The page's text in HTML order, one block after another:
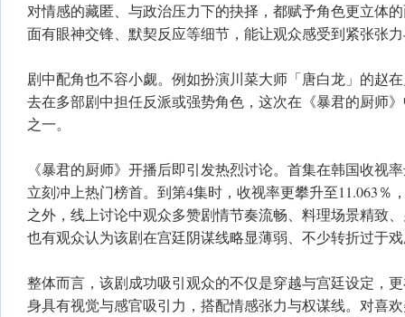
对情感的藏匿、与政治压力下的抉择，都赋予角色更立体
面有眼神交锋、默契反应等细节，能让观众感受到紧张张
剧中配角也不容小觑。例如扮演川菜大师「唐白龙」的赵
去在多部剧中担任反派或强势角色，这次在《暴君的厨师
之一。
《暴君的厨师》开播后即引发热烈讨论。首集在韩国收视
立刻冲上热门榜首。到第4集时，收视率更攀升至11.063％
之外，线上讨论中观众多赞剧情节奏流畅、料理场景精致
也有观众认为该剧在宫廷阴谋线略显薄弱、不少转折过于
整体而言，该剧成功吸引观众的不仅是穿越与宫廷设定，
身具有视觉与感官吸引力，搭配情感张力与权谋线。对喜